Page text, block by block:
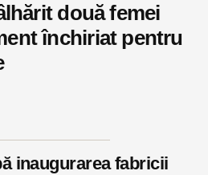
două femei
închiriat pentru
inaugurarea fabricii